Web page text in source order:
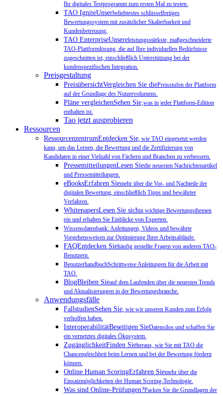
Ihr digitales Testprogramm zum ersten Mal zu testen.
TAO IgniteUnserbeliebtestes schlüsselfertiges
Bewertungssystem mit zusätzlicher Skalierbarkeit und
Kundenbetreuung.
TAO EnterpriseUnsereleistungsstärkste, maßgeschneiderte
TAO-Plattformlösung, die auf Ihre individuellen Bedürfnisse
zugeschnitten ist, einschließlich Unterstützung bei der
kundenspezifischen Integration.
Preisgestaltung
PreisübersichtVergleichen Sie diePreisstufen der Plattform
auf der Grundlage des Nutzervolumens.
Pläne vergleichenSehen Sie,was in jeder Plattform-Edition
enthalten ist.
Tao jetzt ausprobieren
Ressourcen
RessourcenzentrumEntdecken Sie, wie TAO eingesetzt werden
kann, um das Lernen, die Bewertung und die Zertifizierung von
Kandidaten in einer Vielzahl von Fächern und Branchen zu verbessern.
PressemitteilungenLesen Siedie neuesten Nachrichtenartikel
und Pressemitteilungen.
eBooksErfahren Siemehr über die Vor- und Nachteile der
digitalen Bewertung, einschließlich Tipps und bewährter
Verfahren.
WhitepapersLesen Sie sichin wichtige Bewertungsthemen
ein und erhalten Sie Einblicke von Experten.
Wissensdatenbank: Anleitungen, Videos und bewährte
Vorgehensweisen zur Optimierung Ihrer Arbeitsabläufe.
FAQEntdecken Siehäufig gestellte Fragen von anderen TAO-
Benutzern.
BenutzerhandbuchSchrittweise Anleitungen für die Arbeit mit
TAO.
BlogBleiben Sieauf dem Laufenden über die neuesten Trends
und Aktualisierungen in der Bewertungsbranche.
Anwendungsfälle
FallstudienSehen Sie, wie wir unseren Kunden zum Erfolg
verholfen haben.
InteroperabilitätBeseitigen SieDatensilos und schaffen Sie
ein vernetztes digitales Ökosystem.
ZugänglichkeitFinden Sieheraus, wie Sie mit TAO die
Chancengleichheit beim Lernen und bei der Bewertung fördern
können.
Online Human ScoringErfahren Siemehr über die
Einsatzmöglichkeiten der Human Scoring-Technologie.
Was sind Online-Prüfungen?Packen Sie die Grundlagen der